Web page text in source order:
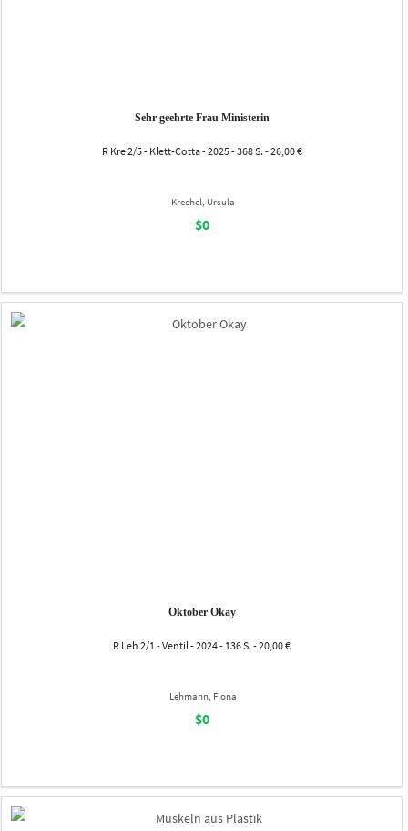
Sehr geehrte Frau Ministerin
R Kre 2/5 - Klett-Cotta - 2025 - 368 S. - 26,00 €
Krechel, Ursula
$0
Oktober Okay
R Leh 2/1 - Ventil - 2024 - 136 S. - 20,00 €
Lehmann, Fiona
$0